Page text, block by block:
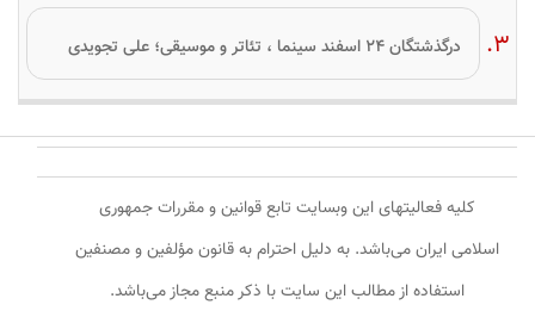
درگذشتگان ۲۴ اسفند سینما ، تئاتر و موسیقی؛ علی تجویدی
کلیه فعالیتهای این وبسایت تابع قوانین و مقررات جمهوری
اسلامی ایران می‌باشد. به دلیل احترام به قانون مؤلفین و مصنفین
استفاده از مطالب این سایت با ذکر منبع مجاز می‌باشد.